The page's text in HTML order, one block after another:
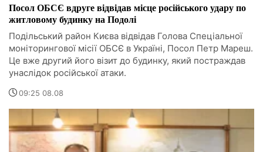
Посол ОБСЄ вдруге відвідав місце російського удару по
житловому будинку на Подолі
Подільський район Києва відвідав Голова Спеціальної
моніторингової місії ОБСЄ в Україні, Посол Петр Мареш.
Це вже другий його візит до будинку, який постраждав
унаслідок російської атаки.
09:25 08.08